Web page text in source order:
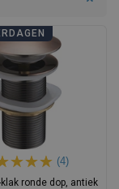
(4)
ronde dop, antiek